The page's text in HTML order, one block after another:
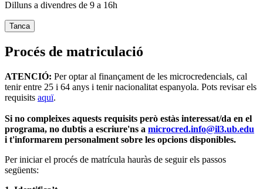
Dilluns a divendres de 9 a 16h
Tanca
Procés de matriculació
ATENCIÓ: Per optar al finançament de les microcredencials, cal
tenir entre 25 i 64 anys i tenir nacionalitat espanyola. Pots revisar els
requisits aquï.
Si no compleixes aquests requisits però estàs interessat/da en el
programa, no dubtis a escriure'ns a microcred.info@il3.ub.edu
i t'informarem personalment sobre les opcions disponibles.
Per iniciar el procés de matrícula hauràs de seguir els passos
següents: